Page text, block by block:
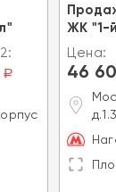
a
ЖК "1-
Цена:
46
д.1.3